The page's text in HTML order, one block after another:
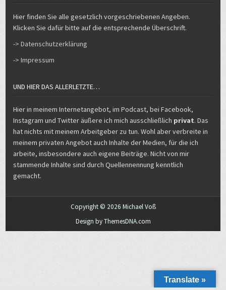
Klicken Sie dafür bitte auf die entsprechende Überschrift.
-> Datenschutzerklärung
UND HIER DAS ALLERLETZTE…
Hier in meinem Internetangebot, im Podcast, bei Facebook,
Instagram und Twitter äußere ich mich ausschließlichprivat. Das
hat nichts mit meinem Arbeitgeber zu tun. Wohl aber verbreite in
meinem privaten Angebot auch Inhalte der Medien, für die ich
arbeite, insbesondere auch eigene Beiträge. Nicht von mir
stammende Inhalte sind durch Quellennennung kenntlich
gemacht.
Design by ThemesDNA.com
Translate »